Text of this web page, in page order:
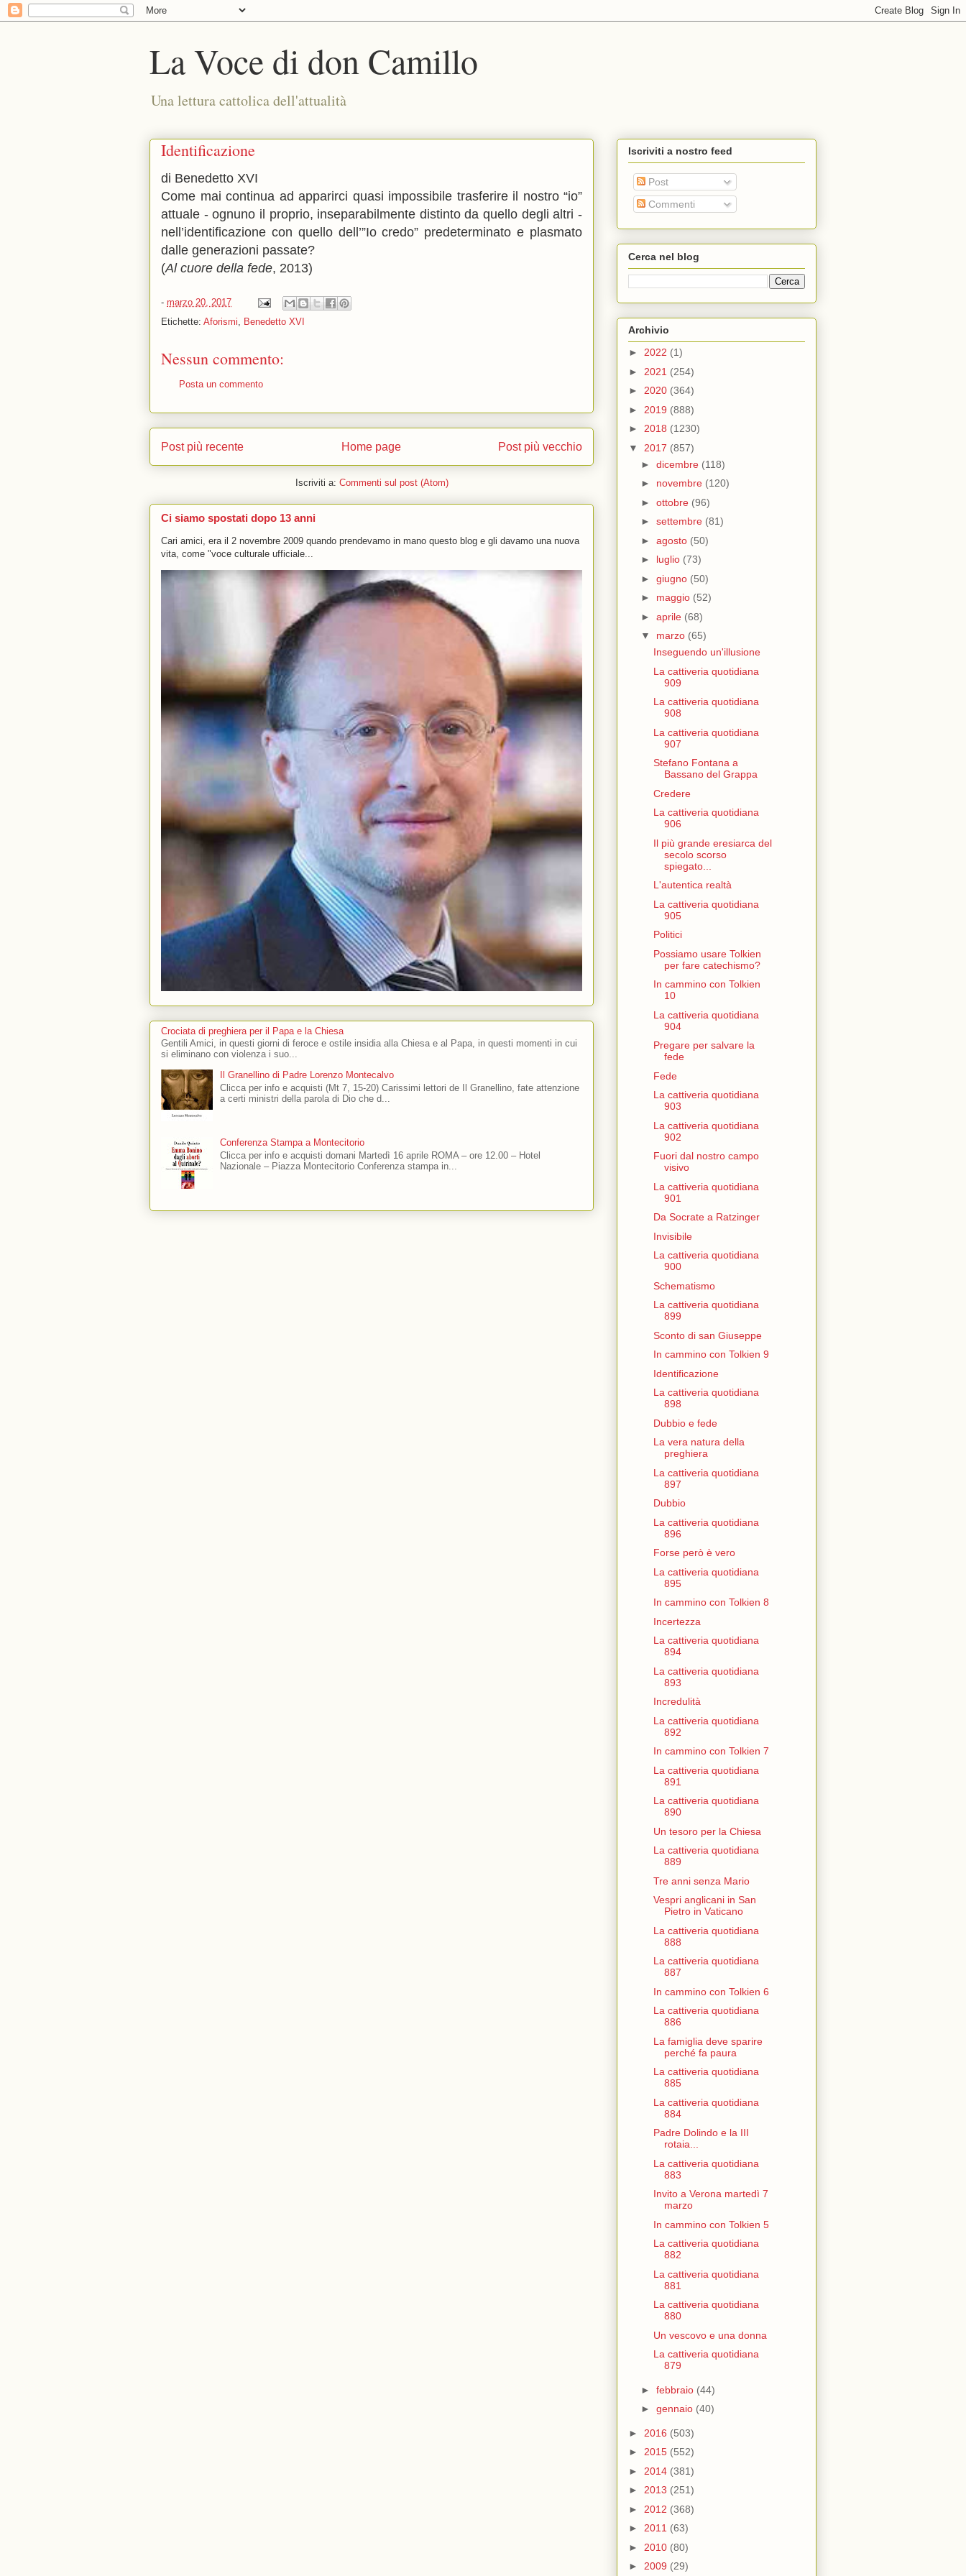
La Voce di don Camillo
Una lettura cattolica dell'attualità
Identificazione
di Benedetto XVI
Come mai continua ad apparirci quasi impossibile trasferire il nostro “io”
attuale - ognuno il proprio, inseparabilmente distinto da quello degli altri -
nell’identificazione con quello dell’”Io credo” predeterminato e plasmato
dalle generazioni passate?
(Al cuore della fede, 2013)
- marzo 20, 2017
Etichette: Aforismi, Benedetto XVI
Nessun commento:
Posta un commento
Post più recente Post più vecchio
Home page
Iscriviti a: Commenti sul post (Atom)
Ci siamo spostati dopo 13 anni
Cari amici, era il 2 novembre 2009 quando prendevamo in mano questo blog e gli davamo una nuova
vita, come "voce culturale ufficiale...
Crociata di preghiera per il Papa e la Chiesa
Gentili Amici, in questi giorni di feroce e ostile insidia alla Chiesa e al Papa, in questi momenti in cui
si eliminano con violenza i suo...
Il Granellino di Padre Lorenzo Montecalvo
Clicca per info e acquisti (Mt 7, 15-20) Carissimi lettori de Il Granellino, fate attenzione
a certi ministri della parola di Dio che d...
Conferenza Stampa a Montecitorio
Clicca per info e acquisti domani Martedì 16 aprile ROMA – ore 12.00 – Hotel
Nazionale – Piazza Montecitorio Conferenza stampa in...
Iscriviti a nostro feed
Post
Commenti
Cerca nel blog
Archivio
► 2022 (1)
► 2021 (254)
► 2020 (364)
► 2019 (888)
► 2018 (1230)
▼ 2017 (857)
► dicembre (118)
► novembre (120)
► ottobre (96)
► settembre (81)
► agosto (50)
► luglio (73)
► giugno (50)
► maggio (52)
► aprile (68)
▼ marzo (65)
Inseguendo un'illusione
La cattiveria quotidiana
909
La cattiveria quotidiana
908
La cattiveria quotidiana
907
Stefano Fontana a
Bassano del Grappa
Credere
La cattiveria quotidiana
906
Il più grande eresiarca del
secolo scorso
spiegato...
L'autentica realtà
La cattiveria quotidiana
905
Politici
Possiamo usare Tolkien
per fare catechismo?
In cammino con Tolkien
10
La cattiveria quotidiana
904
Pregare per salvare la
fede
Fede
La cattiveria quotidiana
903
La cattiveria quotidiana
902
Fuori dal nostro campo
visivo
La cattiveria quotidiana
901
Da Socrate a Ratzinger
Invisibile
La cattiveria quotidiana
900
Schematismo
La cattiveria quotidiana
899
Sconto di san Giuseppe
In cammino con Tolkien 9
Identificazione
La cattiveria quotidiana
898
Dubbio e fede
La vera natura della
preghiera
La cattiveria quotidiana
897
Dubbio
La cattiveria quotidiana
896
Forse però è vero
La cattiveria quotidiana
895
In cammino con Tolkien 8
Incertezza
La cattiveria quotidiana
894
La cattiveria quotidiana
893
Incredulità
La cattiveria quotidiana
892
In cammino con Tolkien 7
La cattiveria quotidiana
891
La cattiveria quotidiana
890
Un tesoro per la Chiesa
La cattiveria quotidiana
889
Tre anni senza Mario
Vespri anglicani in San
Pietro in Vaticano
La cattiveria quotidiana
888
La cattiveria quotidiana
887
In cammino con Tolkien 6
La cattiveria quotidiana
886
La famiglia deve sparire
perché fa paura
La cattiveria quotidiana
885
La cattiveria quotidiana
884
Padre Dolindo e la III
rotaia...
La cattiveria quotidiana
883
Invito a Verona martedì 7
marzo
In cammino con Tolkien 5
La cattiveria quotidiana
882
La cattiveria quotidiana
881
La cattiveria quotidiana
880
Un vescovo e una donna
La cattiveria quotidiana
879
► febbraio (44)
► gennaio (40)
► 2016 (503)
► 2015 (552)
► 2014 (381)
► 2013 (251)
► 2012 (368)
► 2011 (63)
► 2010 (80)
► 2009 (29)